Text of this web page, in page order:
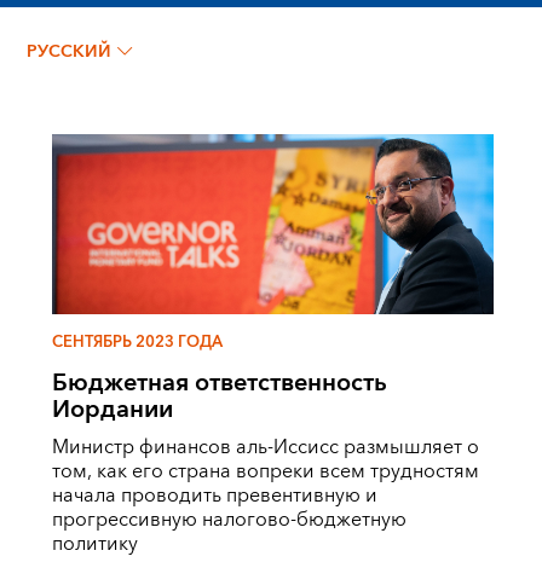
РУССКИЙ
СЕНТЯБРЬ 2023 ГОДА
Бюджетная ответственность
Иордании
Министр финансов аль-Иссисс размышляет о
том, как его страна вопреки всем трудностям
начала проводить превентивную и
прогрессивную налогово-бюджетную
политику